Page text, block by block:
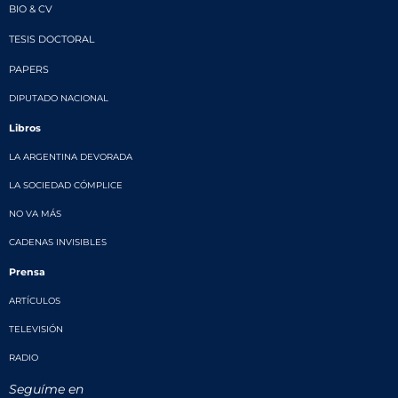
BIO & CV
TESIS DOCTORAL
PAPERS
DIPUTADO NACIONAL
Libros
LA ARGENTINA DEVORADA
LA SOCIEDAD CÓMPLICE
NO VA MÁS
CADENAS INVISIBLES
Prensa
ARTÍCULOS
TELEVISIÓN
RADIO
Seguíme en